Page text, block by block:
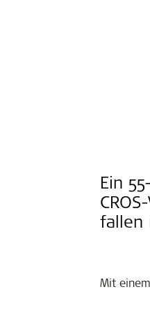
Ein
fallen
Mit